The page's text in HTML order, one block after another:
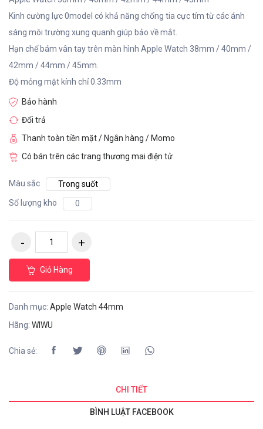
Kinh cường lực 0model có khả năng chống tia cực tím từ các ánh
sáng môi trường xung quanh giúp bảo về mắt.
Hạn chế bám vân tay trên màn hình Apple Watch 38mm / 40mm /
42mm / 44mm / 45mm.
Độ mỏng mặt kính chỉ 0.33mm
Bảo hành
Đổi trả
Thanh toàn tiền mặt / Ngân hàng / Momo
Có bán trên các trang thương mai điện tử
Màu sắc
Trong suốt
Số lượng kho
0
Giỏ Hàng
Danh mục: Apple Watch 44mm
Hãng: WIWU
Chia sẻ:
CHI TIẾT
BÌNH LUẬT FACEBOOK